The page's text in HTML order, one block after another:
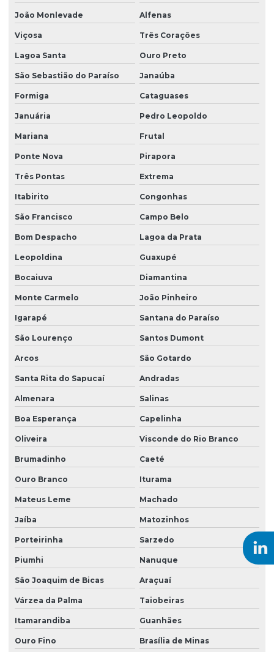
Projeto geométrico de terraplenagem
Projeto de restauração florestal
Projeto terraplenagem
Projeto de terraplenagem corte e aterro
Relatório de investigação ambiental
Relatório de investigação confirmatória
Remediação de águas subterrâneas
Remediação de áreas contaminadas
Remediação de áreas degradadas
Serviço de sondagem
Serviço de sondagem mista
Serviço de sondagem a percussão
Serviço de sondagem de solos
Serviço de sondagem a trado
Serviço de topografia
Sistemas de remediação ambiental
Sondagem ambiental
Sondagem do tipo rotativa
Sondagem empresas
Sondagem geoelétrica
Sondagem geofísica
Sondagem geológica
Sondagem geotécnica SPT
Sondagem mista
João Monlevade Alfenas
Viçosa Três Corações
Lagoa Santa Ouro Preto
São Sebastião do Paraíso Janaúba
Formiga Cataguases
Januária Pedro Leopoldo
Mariana Frutal
Ponte Nova Pirapora
Três Pontas Extrema
Itabirito Congonhas
São Francisco Campo Belo
Bom Despacho Lagoa da Prata
Leopoldina Guaxupé
Bocaiuva Diamantina
Monte Carmelo João Pinheiro
Igarapé Santana do Paraíso
São Lourenço Santos Dumont
Arcos São Gotardo
Santa Rita do Sapucaí Andradas
Almenara Salinas
Boa Esperança Capelinha
Oliveira Visconde do Rio Branco
Brumadinho Caeté
Ouro Branco Iturama
Mateus Leme Machado
Jaíba Matozinhos
Porteirinha Sarzedo
Piumhi Nanuque
São Joaquim de Bicas Araçuaí
Várzea da Palma Taiobeiras
Itamarandiba Guanhães
Ouro Fino Brasília de Minas